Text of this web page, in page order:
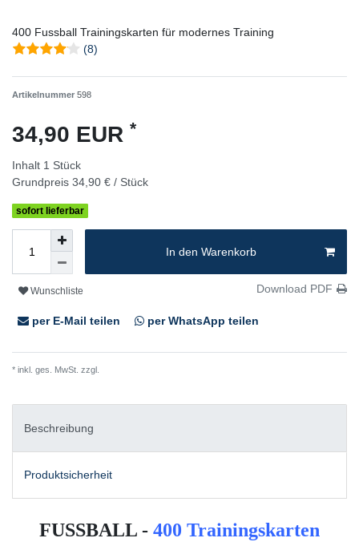
400 Fussball Trainingskarten für modernes Training
(8)
Artikelnummer 598
34,90 EUR *
Inhalt 1 Stück
Grundpreis 34,90 € / Stück
sofort lieferbar
In den Warenkorb
Wunschliste Download PDF
per E-Mail teilen per WhatsApp teilen
* inkl. ges. MwSt. zzgl.
Beschreibung
Produktsicherheit
FUSSBALL - 400 Trainingskarten